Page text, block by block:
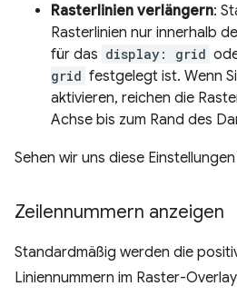
Rasterlinien verlängern:
Rasterlinien nur innerhalb
für das display: grid
grid festgelegt ist. Wenn
aktivieren, reichen die
Achse bis zum Rand des
Sehen wir uns diese
Zeilennummern anzeigen
Standardmäßig werden die
Liniennummern im Raster-